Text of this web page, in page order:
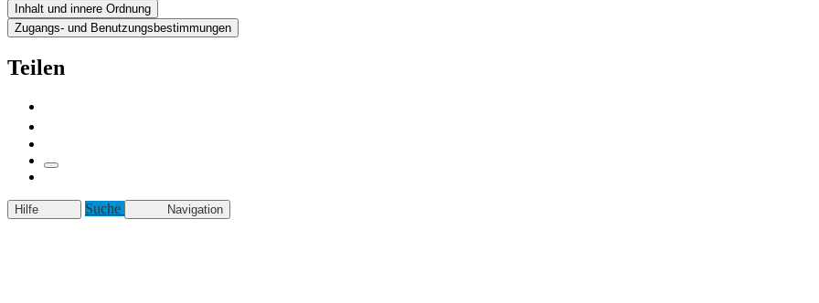
Inhalt und innere Ordnung
Zugangs- und Benutzungsbestimmungen
Teilen
Hilfe Suche Navigation